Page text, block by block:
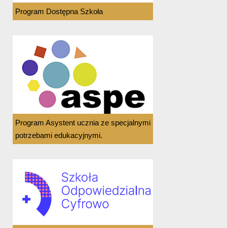
Program Dostępna Szkoła
Program Asystent ucznia ze specjalnymi
potrzebami edukacyjnymi.